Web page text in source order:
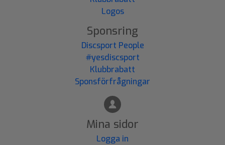
Logos
Sponsring
Discsport People
#yesdiscsport
Klubbrabatt
Sponsförfrågningar
Mina sidor
Logga in